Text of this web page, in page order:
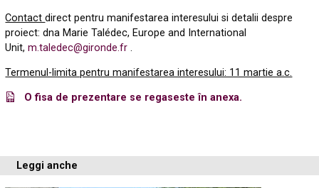
Contactdirect pentru manifestarea interesului si detalii despre
proiect: dna Marie Talédec, Europe and International
Unit,m.taledec@gironde.fr .
Termenul-limita pentru manifestarea interesului: 11 martie a.c.
O fisa de prezentare se regaseste în anexa.
Leggi anche